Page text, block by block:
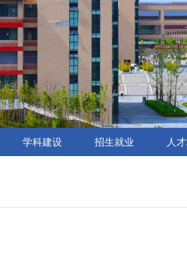
学科建设 招生就业 人